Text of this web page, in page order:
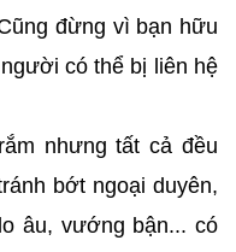
đừng vì bạn hữu
có thể bị liên hệ
nhưng tất cả đều
bớt ngoại duyên,
âu, vướng bận... có